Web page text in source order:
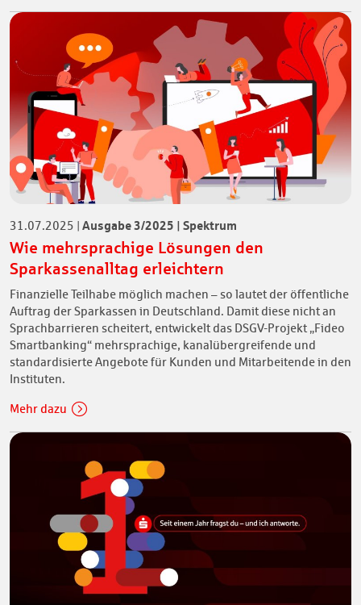
31.07.2025 | Ausgabe 3/2025 | Spektrum
Wie mehrsprachige Lösungen den
Sparkassenalltag erleichtern
Finanzielle Teilhabe möglich machen – so lautet der öffentliche
Auftrag der Sparkassen in Deutschland. Damit diese nicht an
Sprachbarrieren scheitert, entwickelt das DSGV-Projekt „Fideo
Smartbanking“ mehrsprachige, kanalübergreifende und
standardisierte Angebote für Kunden und Mitarbeitende in den
Instituten.
Mehr dazu